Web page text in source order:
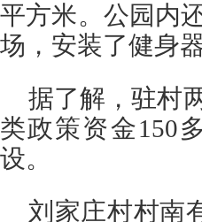
平方米。公园内
场，安装了健身
据了解，驻村
类政策资金150
设。
刘家庄村村南